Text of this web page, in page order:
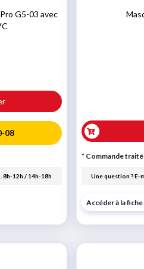
G5-03 avec
08
8h-12h / 14h-18h
* Commande
Une question ? E-
Accéder à la